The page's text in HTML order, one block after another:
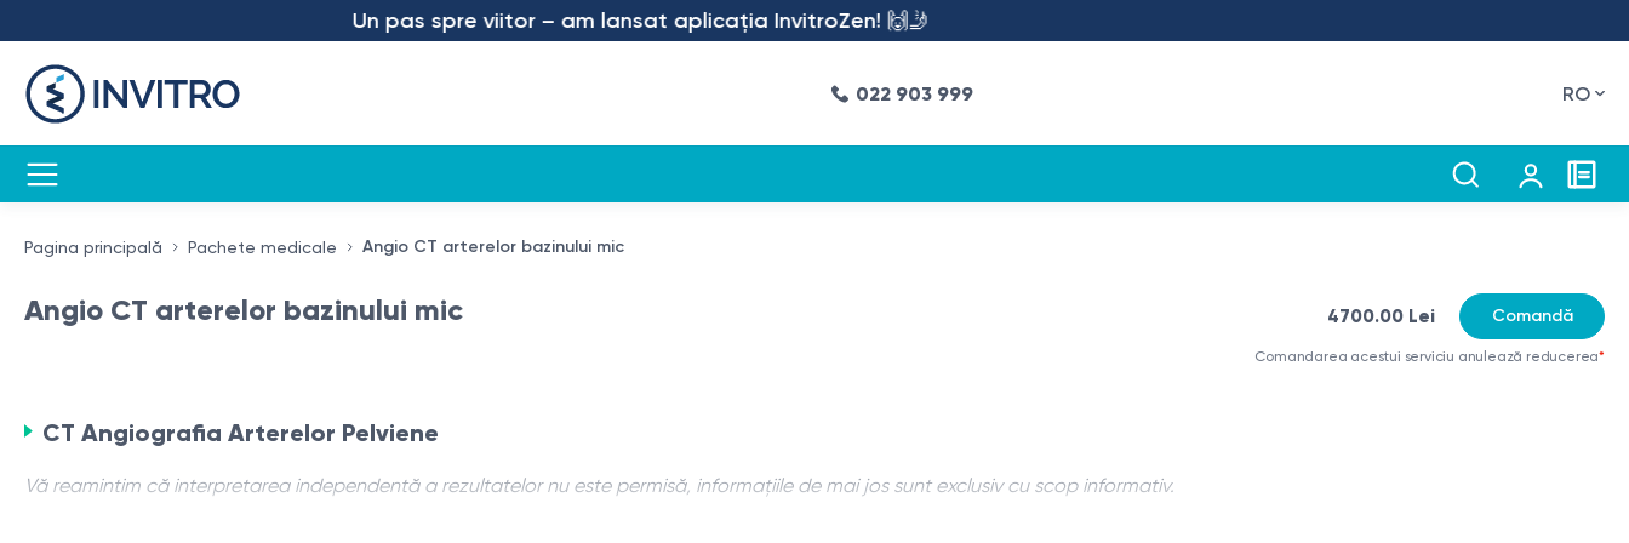
Un pas spre viitor – am lansat aplicația InvitroZen! 🙌🤳
022 903 999 RO
Pagina principală Pachete medicale Angio CT arterelor bazinului mic
Angio CT arterelor bazinului mic 4700.00 Lei Comandă
Comandarea acestui serviciu anulează reducerea*
CT Angiografia Arterelor Pelviene
Vă reamintim că interpretarea independentă a rezultatelor nu este permisă, informațiile de mai jos sunt exclusiv cu scop informativ.